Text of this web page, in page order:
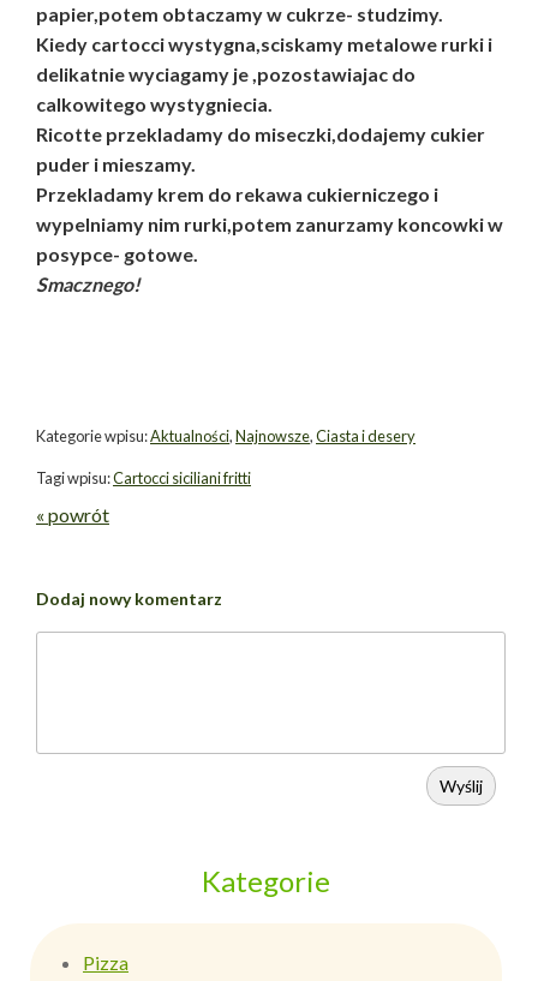
papier,potem obtaczamy w cukrze- studzimy.
Kiedy cartocci wystygna,sciskamy metalowe rurki i
delikatnie wyciagamy je ,pozostawiajac do
calkowitego wystygniecia.
Ricotte przekladamy do miseczki,dodajemy cukier
puder i mieszamy.
Przekladamy krem do rekawa cukierniczego i
wypelniamy nim rurki,potem zanurzamy koncowki w
posypce- gotowe.
Smacznego!
Kategorie wpisu:Aktualności,Najnowsze,Ciasta i desery
Tagi wpisu:Cartocci siciliani fritti
« powrót
Dodaj nowy komentarz
Wyślij
Kategorie
Pizza